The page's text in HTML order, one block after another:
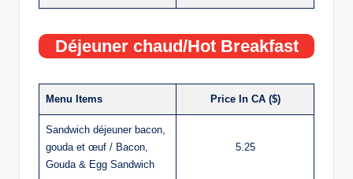
Déjeuner chaud/Hot Breakfast
Menu Items Price In CA ($)
Sandwich déjeuner bacon,
gouda et œuf / Bacon,
Gouda & Egg Sandwich
5.25